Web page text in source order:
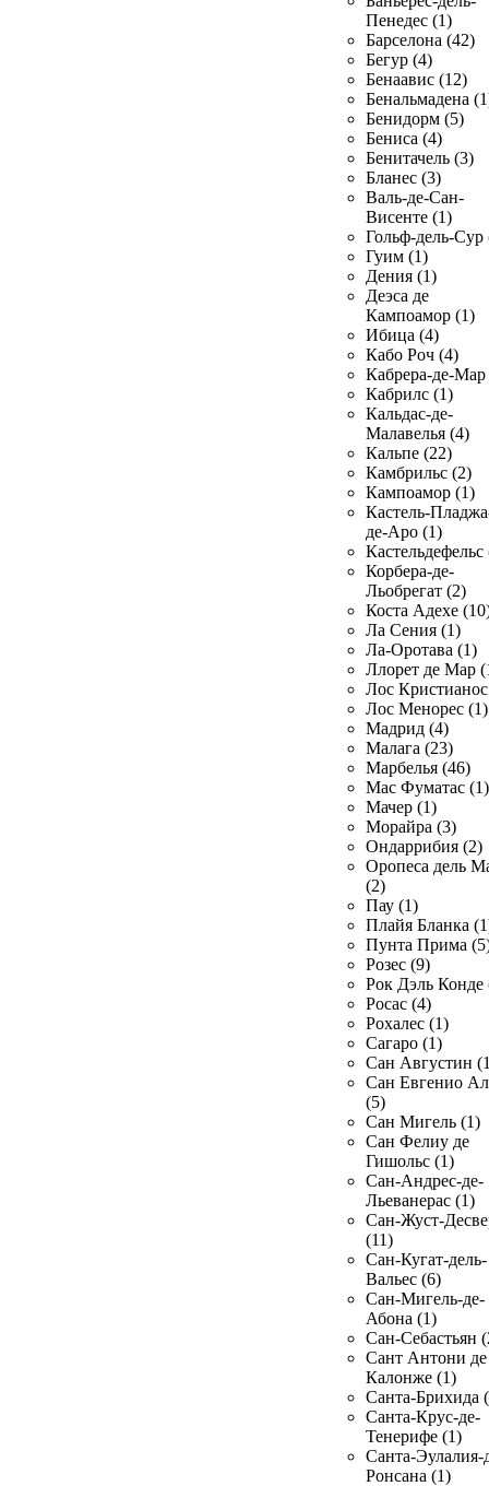
Пенедес (1)
Барселона (42)
Бегур (4)
Бенаавис (12)
Бенальмадена
Бенидорм (5)
Бениса (4)
Бенитачель (3)
Бланес (3)
Валь-де-Сан-
Висенте (1)
Гольф-дель-Сур
Гуим (1)
Дения (1)
Деэса де
Кампоамор (1)
Ибица (4)
Кабо Роч (4)
Кабрера-де-Мар
Кабрилс (1)
Кальдас-де-
Малавелья (4)
Кальпе (22)
Камбрильс (2)
Кампоамор (1)
Кастель-
де-Аро (1)
Кастельдефельс
Корбера-де-
Льобрегат (2)
Коста Адехе
Ла Сения (1)
Ла-Оротава (1)
Ллорет де Мар
Лос
Лос Менорес (1)
Мадрид (4)
Малага (23)
Марбелья (46)
Мас Фуматас (1)
Мачер (1)
Морайра (3)
Ондаррибия (2)
Оропеса дель
(2)
Пау (1)
Плайя Бланка
Пунта Прима
Розес (9)
Рок Дэль Конде
Росас (4)
Рохалес (1)
Сагаро (1)
Сан Августин
Сан Евгенио
(5)
Сан Мигель (1)
Сан Фелиу де
Гишольс (1)
Сан-Андрес-де-
Льеванерас (1)
Сан-Жуст-
(11)
Сан-Кугат-дель-
Вальес (6)
Сан-Мигель-де-
Абона (1)
Сан-Себастьян
Сант Антони де
Калонже (1)
Санта-Брихида
Санта-Крус-де-
Тенерифе (1)
Санта-Эулалия-
Ронсана (1)